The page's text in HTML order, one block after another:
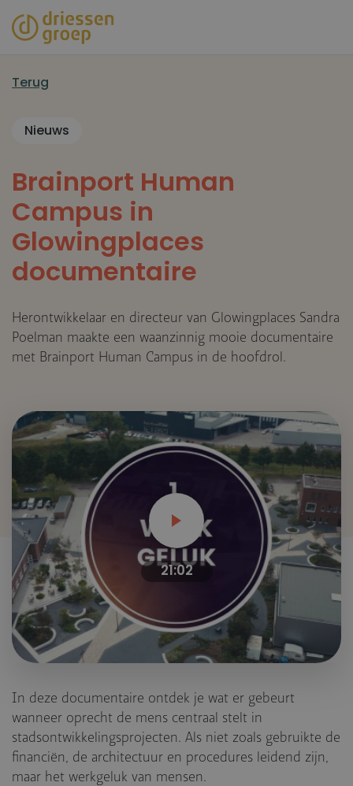
Overslaan
en
inhoud
Terug
Nieuws
Brainport Human
Campus in
Glowingplaces
documentaire
Herontwikkelaar en directeur van Glowingplaces Sandra
Poelman maakte een waanzinnig mooie documentaire
met Brainport Human Campus in de hoofdrol.
21:02
In deze documentaire ontdek je wat er gebeurt
wanneer oprecht de mens centraal stelt in
stadsontwikkelingsprojecten. Als niet zoals gebruikte de
financiën, de architectuur en procedures leidend zijn,
maar het werkgeluk van mensen.